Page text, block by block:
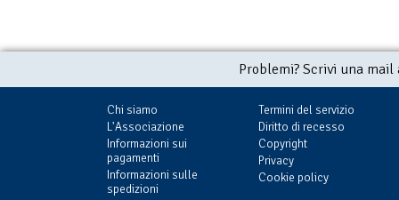
Problemi? Scrivi una
Chi siamo
L'Associazione
Informazioni sui
pagamenti
Informazioni sulle
spedizioni
Termini del servizio
Diritto di recesso
Copyright
Privacy
Cookie policy